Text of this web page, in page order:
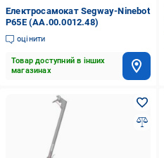
Електросамокат Segway-Ninebot
P65E (AA.00.0012.48)
оцінити
Товар доступний в інших
магазинах